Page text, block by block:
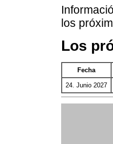
los
Los
Fecha
24. Junio 2027